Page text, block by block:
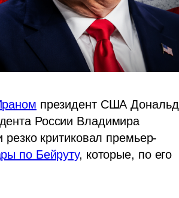
президент США Дональд
России Владимира
критиковал премьер-
по Бейруту, которые, по его